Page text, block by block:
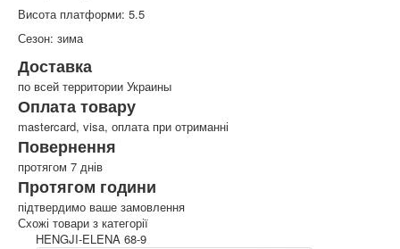
Висота платформи: 5.5
Сезон: зима
Доставка
по всей территории Украины
Оплата товару
mastercard, visa, оплата при отриманні
Повернення
протягом 7 днів
Протягом години
підтвердимо ваше замовлення
Схожі товари з категорії
HENGJI-ELENA 68-9